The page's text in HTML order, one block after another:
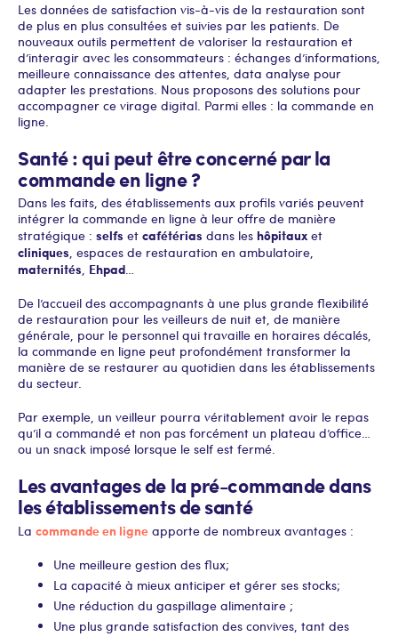
Les données de satisfaction vis-à-vis de la restauration sont
de plus en plus consultées et suivies par les patients. De
nouveaux outils permettent de valoriser la restauration et
d’interagir avec les consommateurs : échanges d’informations,
meilleure connaissance des attentes, data analyse pour
adapter les prestations. Nous proposons des solutions pour
accompagner ce virage digital. Parmi elles : la commande en
ligne.
Santé : qui peut être concerné par la
commande en ligne ?
Dans les faits, des établissements aux profils variés peuvent
intégrer la commande en ligne à leur offre de manière
stratégique : selfs et cafétérias dans les hôpitaux et
cliniques, espaces de restauration en ambulatoire,
maternités, Ehpad…
De l’accueil des accompagnants à une plus grande flexibilité
de restauration pour les veilleurs de nuit et, de manière
générale, pour le personnel qui travaille en horaires décalés,
la commande en ligne peut profondément transformer la
manière de se restaurer au quotidien dans les établissements
du secteur.
Par exemple, un veilleur pourra véritablement avoir le repas
qu’il a commandé et non pas forcément un plateau d’office…
ou un snack imposé lorsque le self est fermé.
Les avantages de la pré-commande dans
les établissements de santé
La commande en ligne apporte de nombreux avantages :
Une meilleure gestion des flux;
La capacité à mieux anticiper et gérer ses stocks;
Une réduction du gaspillage alimentaire ;
Une plus grande satisfaction des convives, tant des